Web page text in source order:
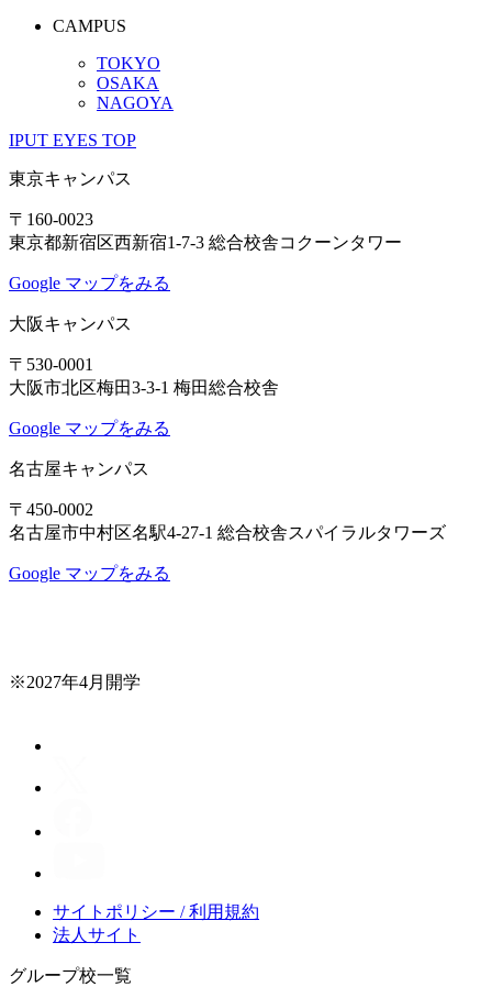
CAMPUS
TOKYO
OSAKA
NAGOYA
IPUT EYES TOP
東京キャンパス
〒160-0023
東京都新宿区西新宿1-7-3 総合校舎コクーンタワー
Google マップをみる
大阪キャンパス
〒530-0001
大阪市北区梅田3-3-1 梅田総合校舎
Google マップをみる
名古屋キャンパス
〒450-0002
名古屋市中村区名駅4-27-1 総合校舎スパイラルタワーズ
Google マップをみる
※2027年4月開学
サイトポリシー / 利用規約
法人サイト
グループ校一覧